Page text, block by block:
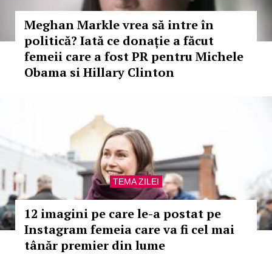
Meghan Markle vrea să intre în
politică? Iată ce donație a făcut
femeii care a fost PR pentru Michele
Obama si Hillary Clinton
TEMA ZILEI
12 imagini pe care le-a postat pe
Instagram femeia care va fi cel mai
tânăr premier din lume